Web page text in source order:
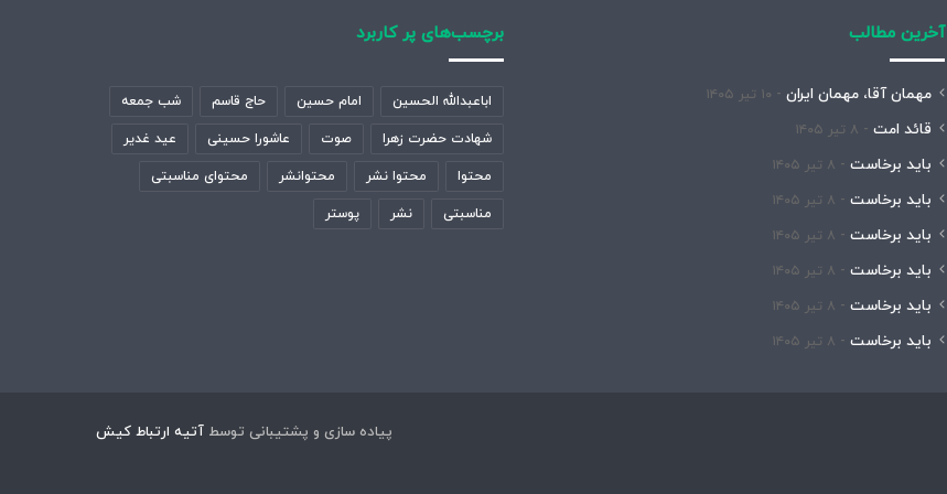
آخرین مطالب
مهمان آقا، مهمان ایران ۱۰ تیر ۱۴۰۵
قائد امت ۸ تیر ۱۴۰۵
باید برخاست ۸ تیر ۱۴۰۵
باید برخاست ۸ تیر ۱۴۰۵
باید برخاست ۸ تیر ۱۴۰۵
باید برخاست ۸ تیر ۱۴۰۵
باید برخاست ۸ تیر ۱۴۰۵
باید برخاست ۸ تیر ۱۴۰۵
برچسب‌های پر کاربرد
اباعبدالله الحسین امام حسین حاج قاسم شب جمعه
شهادت حضرت زهرا صوت عاشورا حسینی عید غدیر
محتوا محتوا نشر محتوانشر محتوای مناسبتی
مناسبتی نشر پوستر
پیاده سازی و پشتیبانی توسط آتیه ارتباط کیش